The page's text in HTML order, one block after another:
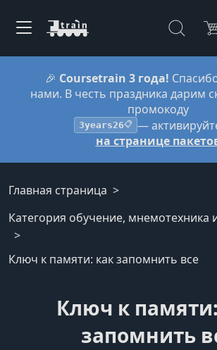
🎉 Coursetrain 3 года!
нами. В честь праздника дарим
промокоду
3years26📋 —
на странице
Главная страница
Категория обучение, мнемотехника
Ключ к памяти: как запомнить все
Ключ к
запомнить